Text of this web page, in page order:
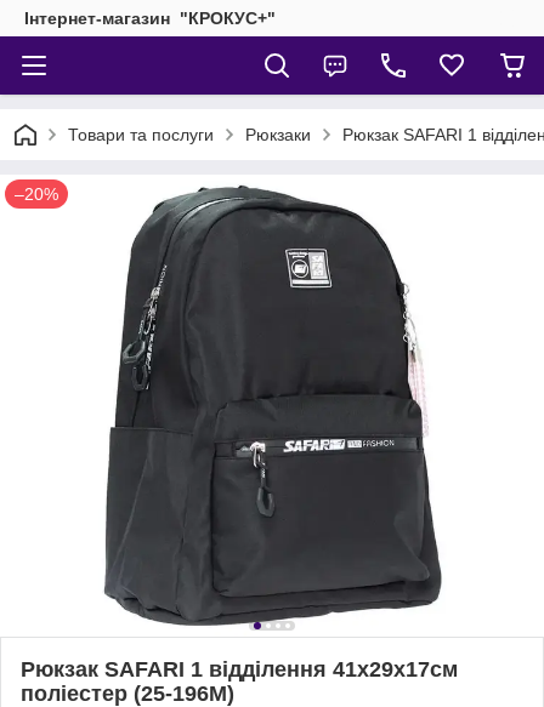
Інтернет-магазин "КРОКУС+"
Товари та послуги Рюкзаки Рюкзак SAFARI 1
–20%
Рюкзак SAFARI 1 відділення 41x29x17см
поліестер (25-196M)